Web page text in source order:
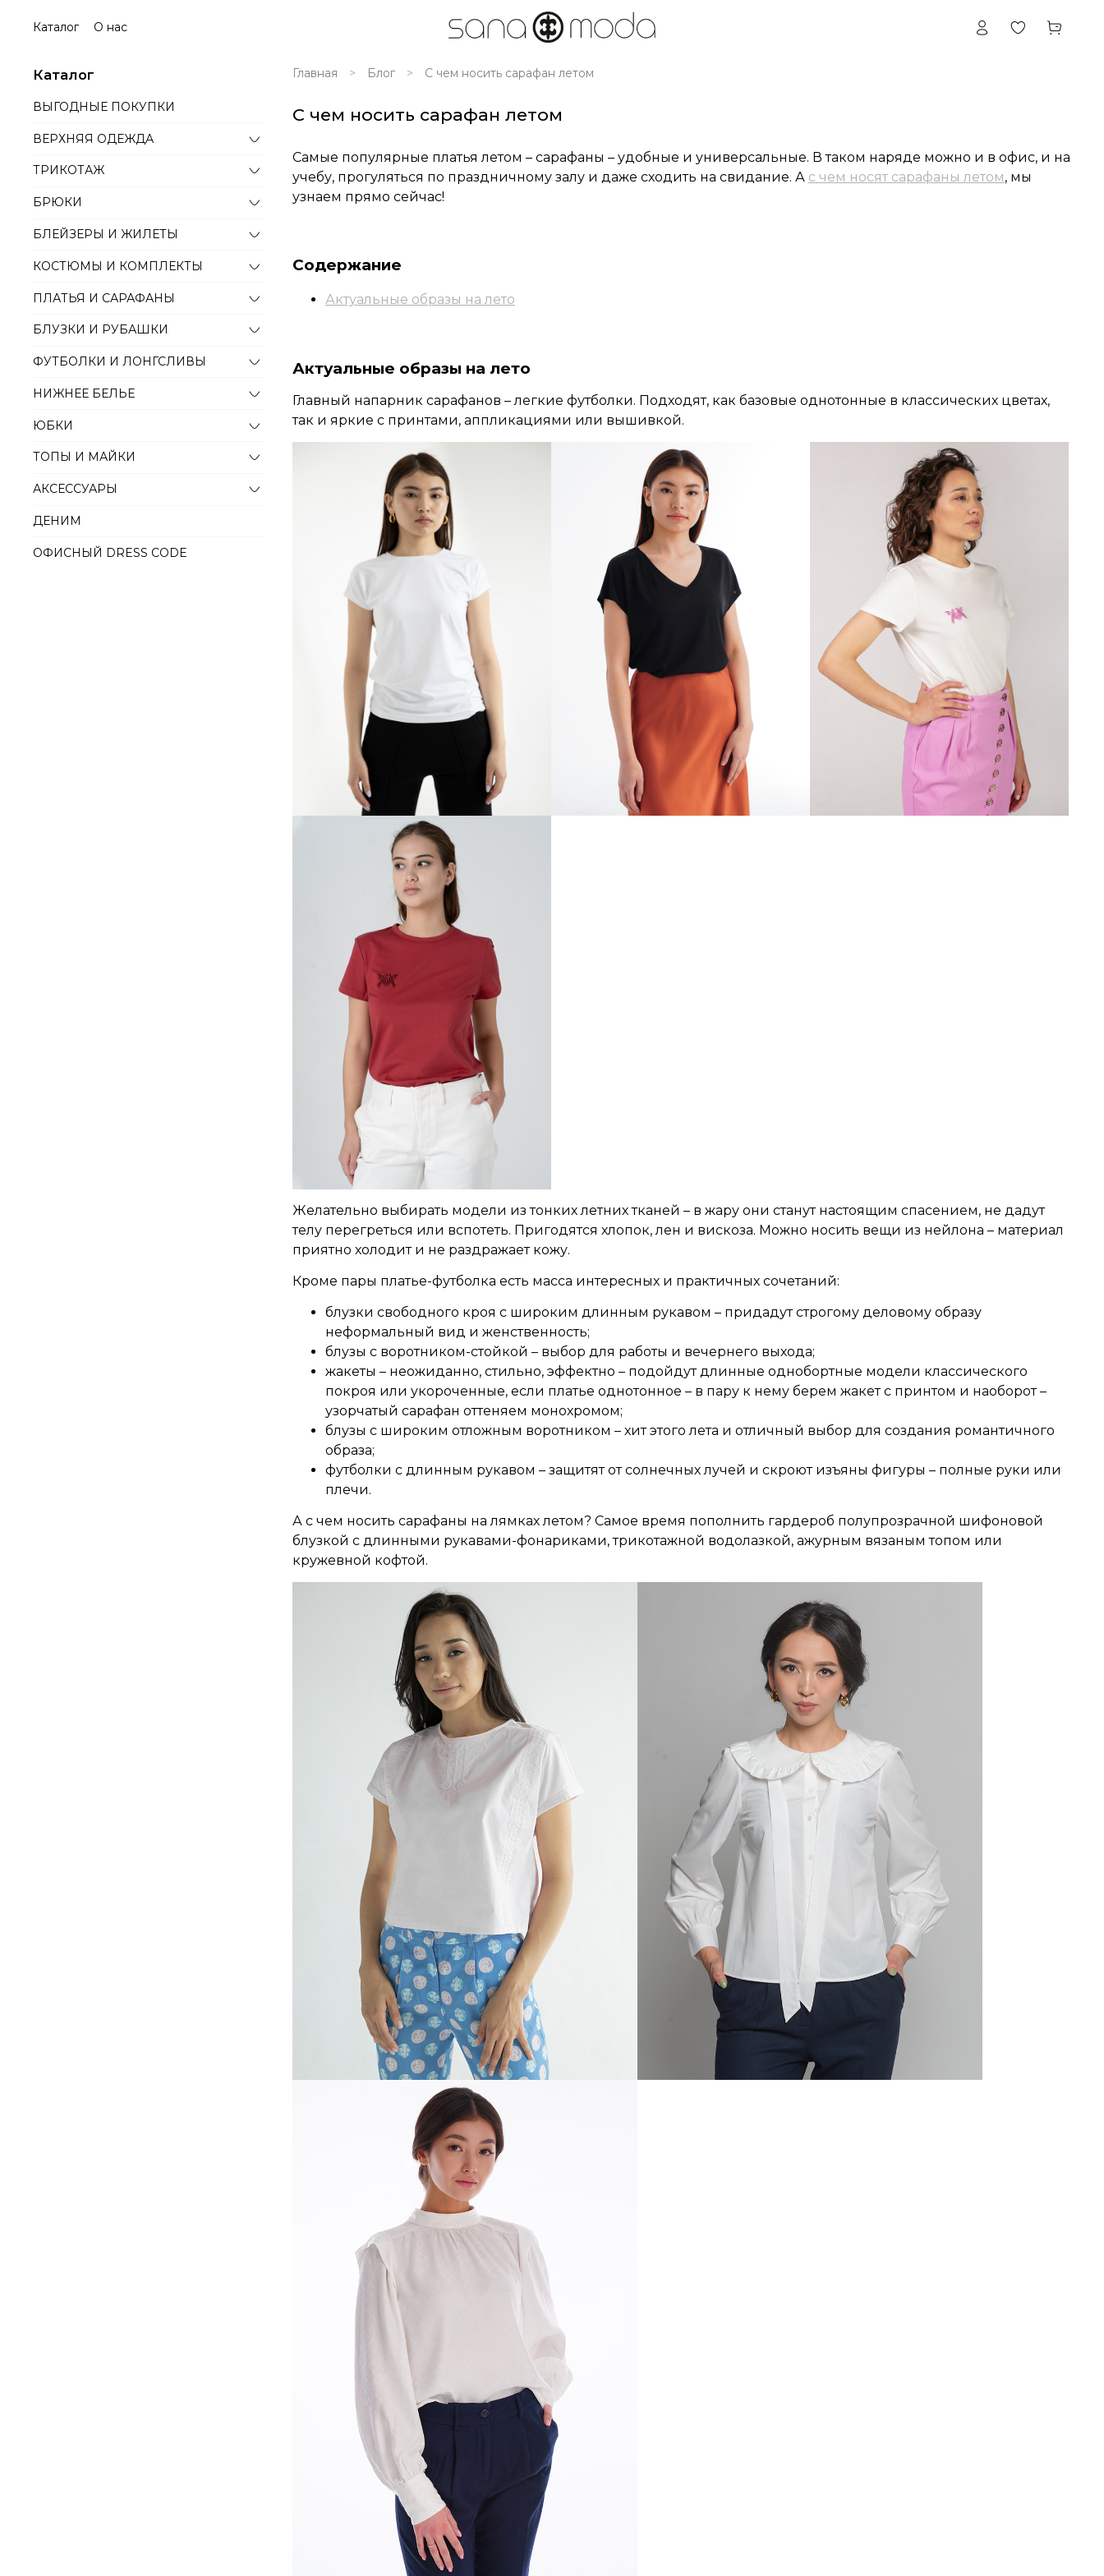
Каталог О нас
Главная Блог С чем носить сарафан летом
С чем носить сарафан летом
Самые популярные платья летом – сарафаны – удобные и универсальные. В таком наряде можно и в офис, и на
учебу, прогуляться по праздничному залу и даже сходить на свидание. А с чем носят сарафаны летом, мы
узнаем прямо сейчас!
Содержание
Актуальные образы на лето
Актуальные образы на лето
Главный напарник сарафанов – легкие футболки. Подходят, как базовые однотонные в классических цветах,
так и яркие с принтами, аппликациями или вышивкой.
Желательно выбирать модели из тонких летних тканей – в жару они станут настоящим спасением, не дадут
телу перегреться или вспотеть. Пригодятся хлопок, лен и вискоза. Можно носить вещи из нейлона – материал
приятно холодит и не раздражает кожу.
Кроме пары платье-футболка есть масса интересных и практичных сочетаний:
блузки свободного кроя с широким длинным рукавом – придадут строгому деловому образу
неформальный вид и женственность;
блузы с воротником-стойкой – выбор для работы и вечернего выхода;
жакеты – неожиданно, стильно, эффектно – подойдут длинные однобортные модели классического
покроя или укороченные, если платье однотонное – в пару к нему берем жакет с принтом и наоборот –
узорчатый сарафан оттеняем монохромом;
блузы с широким отложным воротником – хит этого лета и отличный выбор для создания романтичного
образа;
футболки с длинным рукавом – защитят от солнечных лучей и скроют изъяны фигуры – полные руки или
плечи.
А с чем носить сарафаны на лямках летом? Самое время пополнить гардероб полупрозрачной шифоновой
блузкой с длинными рукавами-фонариками, трикотажной водолазкой, ажурным вязаным топом или
кружевной кофтой.
Каталог
ВЫГОДНЫЕ ПОКУПКИ
ВЕРХНЯЯ ОДЕЖДА
ТРИКОТАЖ
БРЮКИ
БЛЕЙЗЕРЫ И ЖИЛЕТЫ
КОСТЮМЫ И КОМПЛЕКТЫ
ПЛАТЬЯ И САРАФАНЫ
БЛУЗКИ И РУБАШКИ
ФУТБОЛКИ И ЛОНГСЛИВЫ
НИЖНЕЕ БЕЛЬЕ
ЮБКИ
ТОПЫ И МАЙКИ
АКСЕССУАРЫ
ДЕНИМ
ОФИСНЫЙ DRESS CODE